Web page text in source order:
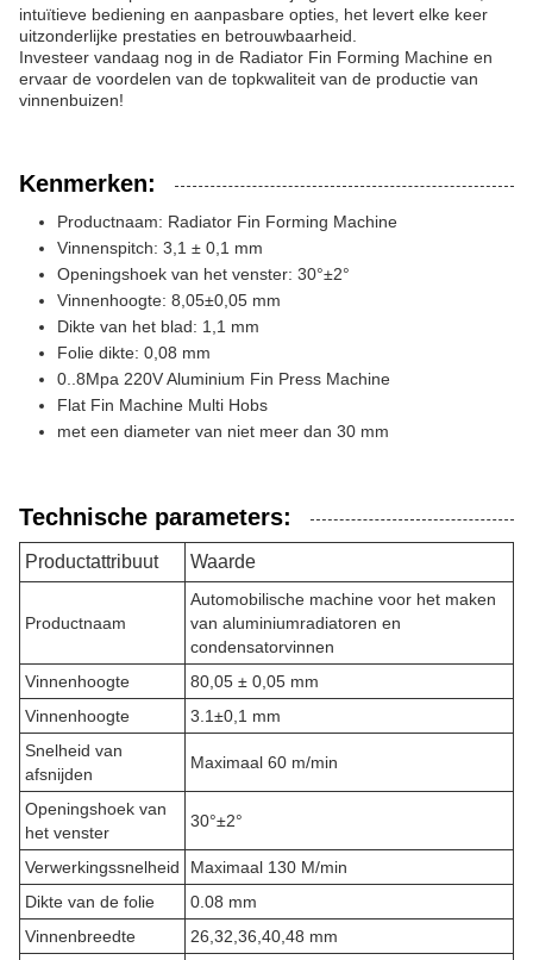
intuïtieve bediening en aanpasbare opties, het levert elke keer
uitzonderlijke prestaties en betrouwbaarheid.
Investeer vandaag nog in de Radiator Fin Forming Machine en
ervaar de voordelen van de topkwaliteit van de productie van
vinnenbuizen!
Kenmerken:
Productnaam: Radiator Fin Forming Machine
Vinnenspitch: 3,1 ± 0,1 mm
Openingshoek van het venster: 30°±2°
Vinnenhoogte: 8,05±0,05 mm
Dikte van het blad: 1,1 mm
Folie dikte: 0,08 mm
0..8Mpa 220V Aluminium Fin Press Machine
Flat Fin Machine Multi Hobs
met een diameter van niet meer dan 30 mm
Technische parameters:
Productattribuut Waarde
Productnaam
Automobilische machine voor het maken
van aluminiumradiatoren en
condensatorvinnen
Vinnenhoogte
80,05 ± 0,05 mm
Vinnenhoogte
3.1±0,1 mm
Snelheid van
afsnijden
Maximaal 60 m/min
Openingshoek van
het venster
30°±2°
Verwerkingssnelheid
Maximaal 130 M/min
Dikte van de folie
0.08 mm
Vinnenbreedte
26,32,36,40,48 mm